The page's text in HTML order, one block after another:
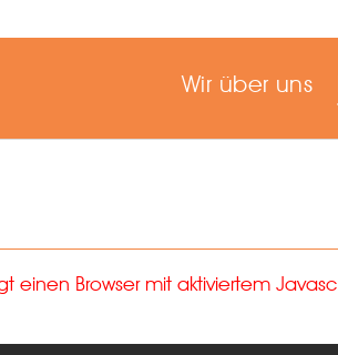
Wir über uns
einen Browser mit aktiviertem